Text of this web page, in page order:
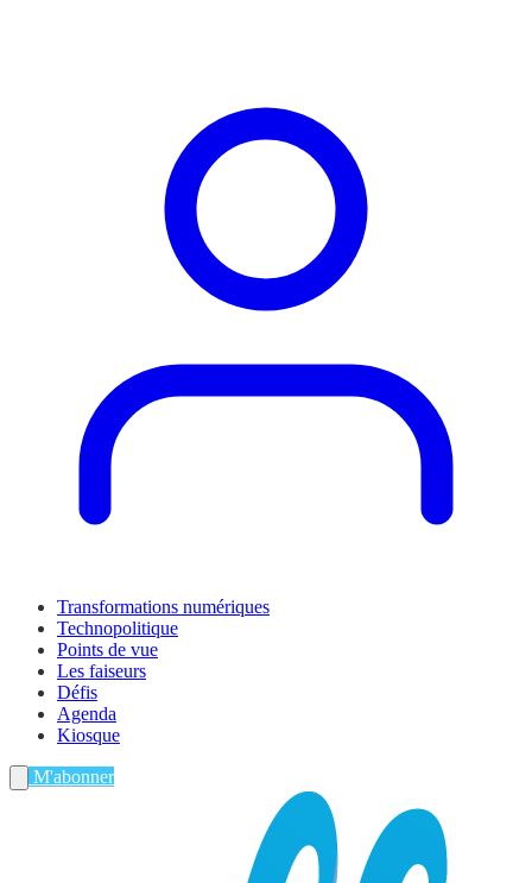
Transformations numériques
Technopolitique
Points de vue
Les faiseurs
Défis
Agenda
Kiosque
M'abonner